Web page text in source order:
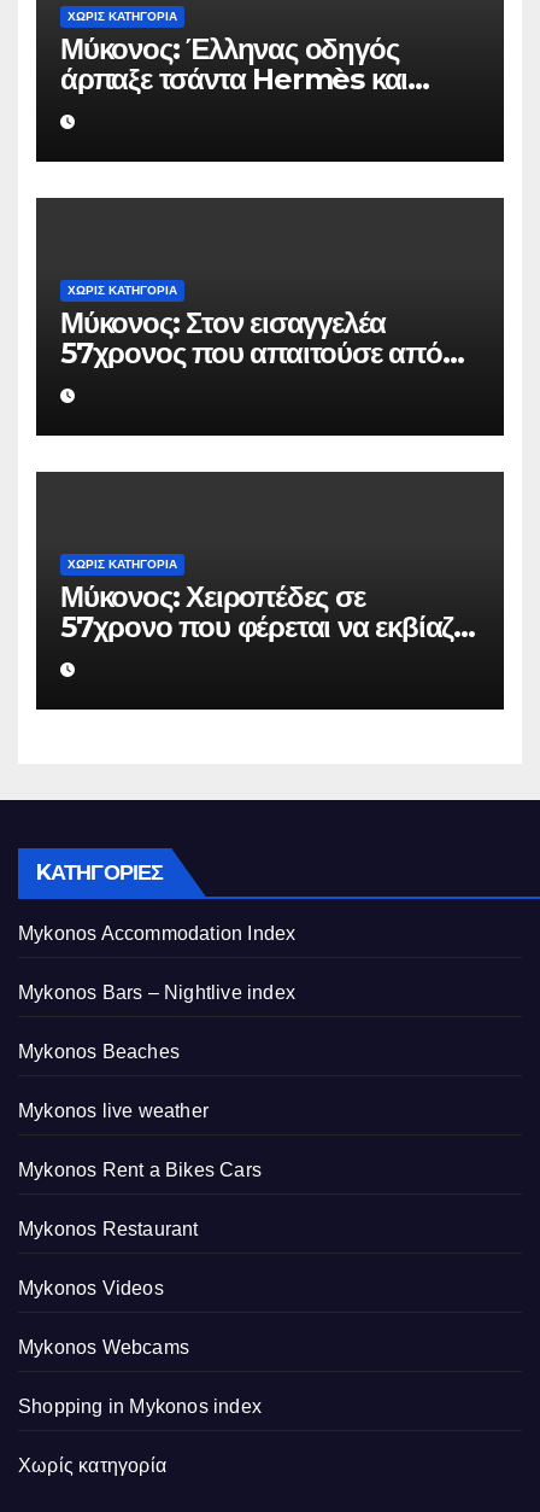
ΧΩΡΊΣ ΚΑΤΗΓΟΡΊΑ
Μύκονος: Έλληνας οδηγός
άρπαξε τσάντα Hermès και
Rolex αξίας 75.000 ευρώ από
Ουκρανό τουρίστα
ΧΩΡΊΣ ΚΑΤΗΓΟΡΊΑ
Μύκονος: Στον εισαγγελέα
57χρονος που απαιτούσε από
επιχειρηματία 80.000 ευρώ για
να μην κάνει καταγγελίες σε
βάρος του
ΧΩΡΊΣ ΚΑΤΗΓΟΡΊΑ
Μύκονος: Χειροπέδες σε
57χρονο που φέρεται να εκβίαζε
επιχείρηση για να «θάψει»
ψευδείς καταγγελίες – Η παγίδα
που του έστησε η ΕΛ.ΑΣ.
KΑΤΗΓΟΡΊΕΣ
Mykonos Accommodation Index
Mykonos Bars – Nightlive index
Mykonos Beaches
Mykonos live weather
Mykonos Rent a Bikes Cars
Mykonos Restaurant
Mykonos Videos
Mykonos Webcams
Shopping in Mykonos index
Χωρίς κατηγορία